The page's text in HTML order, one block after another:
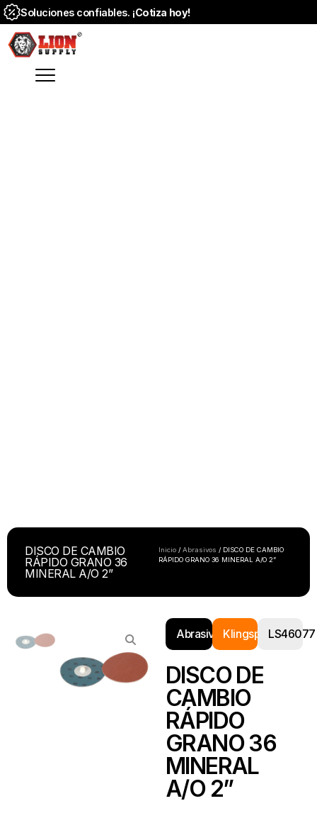
Soluciones confiables. ¡Cotiza hoy!
DISCO DE CAMBIO
RÁPIDO GRANO 36
MINERAL A/O 2”
Inicio /Abrasivos / DISCO DE CAMBIO
RÁPIDO GRANO 36 MINERAL A/O 2”
AbrasivosKlingsporLS46077
DISCO DE
CAMBIO
RÁPIDO
GRANO 36
MINERAL
A/O 2”